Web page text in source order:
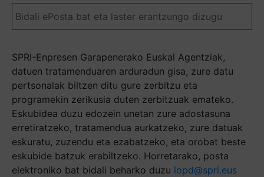
SPRI-Enpresen Garapenerako Euskal Agentziak,
datuen tratamenduaren arduradun gisa, zure datu
pertsonalak biltzen ditu gure zerbitzu eta
programekin zerikusia duten zerbitzuak emateko.
Eskubidea duzu edozein unetan zure adostasuna
erretiratzeko, tratamendua aurkatzeko, zure datuak
eskuratu, zuzendu eta ezabatzeko, eta orobat beste
eskubide batzuk erabiltzeko. Horretarako, posta
elektroniko bat bidali beharko duzu lopd@spri.eus